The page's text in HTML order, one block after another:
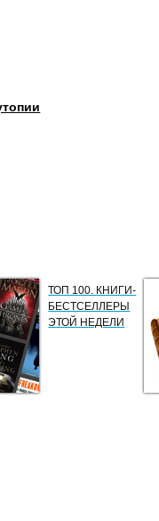
ТОП 100. КНИГИ-
БЕСТСЕЛЛЕРЫ
ЭТОЙ НЕДЕЛИ